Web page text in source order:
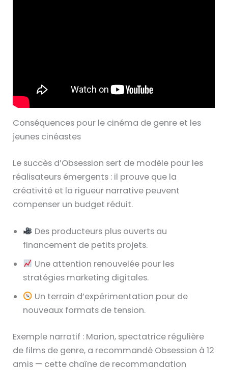
Conséquences pour le cinéma de genre et les
jeunes cinéastes
Le succès d’Obsession sert de modèle pour les
réalisateurs émergents : il prouve que la
créativité et la rigueur narrative peuvent
compenser un budget réduit.
Des producteurs plus ouverts au
financement de petits projets.
Une attention renouvelée pour les
stratégies marketing digitales.
Un terrain d’expérimentation pour de
nouveaux formats de tension.
Exemple narratif : Marion, spectatrice régulière
de films de genre, a recommandé Obsession à 12
amis — cette chaîne de recommandation